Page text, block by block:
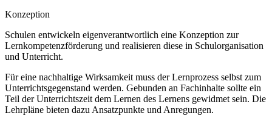
Konzeption
Schulen entwickeln eigenverantwortlich eine Konzeption zur
Lernkompetenzförderung und realisieren diese in Schulorganisation
und Unterricht.
Für eine nachhaltige Wirksamkeit muss der Lernprozess selbst zum
Unterrichtsgegenstand werden. Gebunden an Fachinhalte sollte ein
Teil der Unterrichtszeit dem Lernen des Lernens gewidmet sein. Die
Lehrpläne bieten dazu Ansatzpunkte und Anregungen.